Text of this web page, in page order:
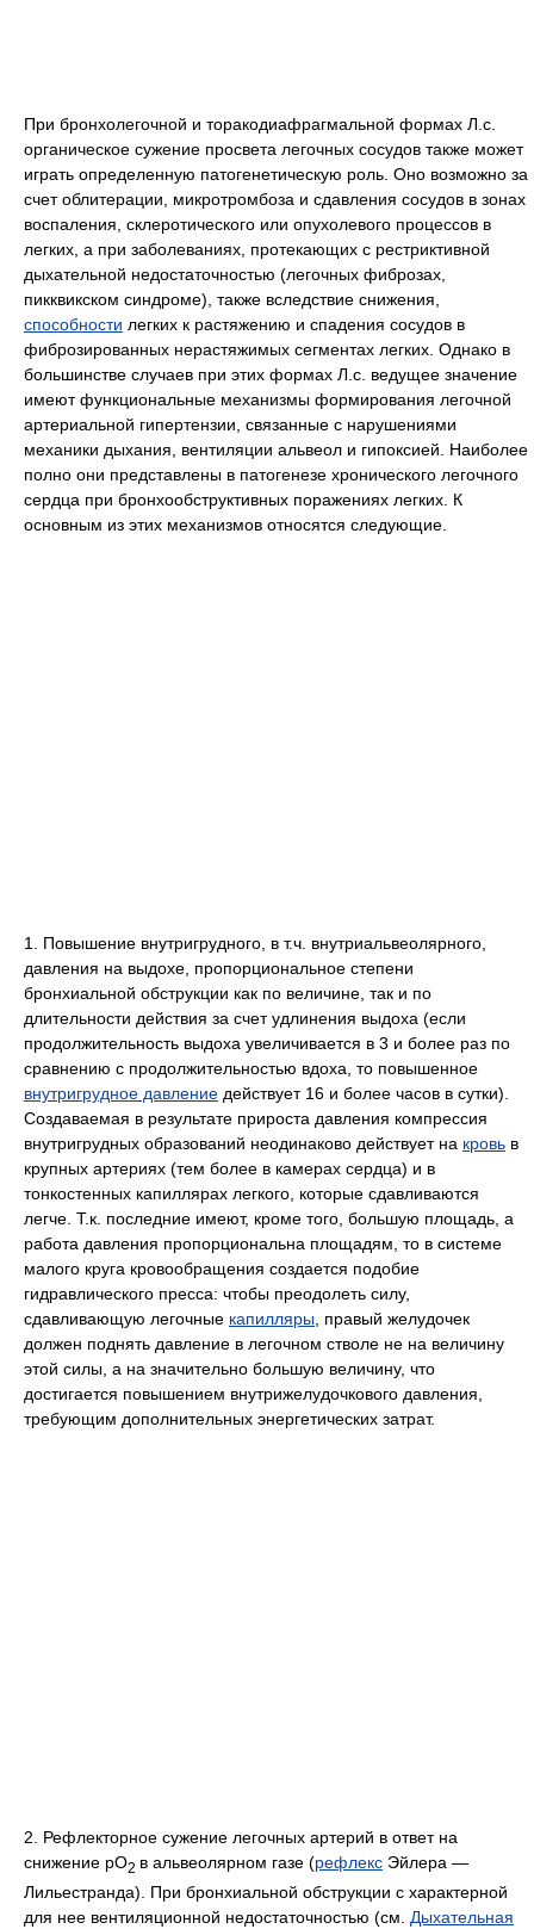
При бронхолегочной и торакодиафрагмальной формах Л.с.
органическое сужение просвета легочных сосудов также может
играть определенную патогенетическую роль. Оно возможно за
счет облитерации, микротромбоза и сдавления сосудов в зонах
воспаления, склеротического или опухолевого процессов в
легких, а при заболеваниях, протекающих с рестриктивной
дыхательной недостаточностью (легочных фиброзах,
пикквикском синдроме), также вследствие снижения,
способности легких к растяжению и спадения сосудов в
фиброзированных нерастяжимых сегментах легких. Однако в
большинстве случаев при этих формах Л.с. ведущее значение
имеют функциональные механизмы формирования легочной
артериальной гипертензии, связанные с нарушениями
механики дыхания, вентиляции альвеол и гипоксией. Наиболее
полно они представлены в патогенезе хронического легочного
сердца при бронхообструктивных поражениях легких. К
основным из этих механизмов относятся следующие.
1. Повышение внутригрудного, в т.ч. внутриальвеолярного,
давления на выдохе, пропорциональное степени
бронхиальной обструкции как по величине, так и по
длительности действия за счет удлинения выдоха (если
продолжительность выдоха увеличивается в 3 и более раз по
сравнению с продолжительностью вдоха, то повышенное
внутригрудное давление действует 16 и более часов в сутки).
Создаваемая в результате прироста давления компрессия
внутригрудных образований неодинаково действует на кровь в
крупных артериях (тем более в камерах сердца) и в
тонкостенных капиллярах легкого, которые сдавливаются
легче. Т.к. последние имеют, кроме того, большую площадь, а
работа давления пропорциональна площадям, то в системе
малого круга кровообращения создается подобие
гидравлического пресса: чтобы преодолеть силу,
сдавливающую легочные капилляры , правый желудочек
должен поднять давление в легочном стволе не на величину
этой силы, а на значительно большую величину, что
достигается повышением внутрижелудочкового давления,
требующим дополнительных энергетических затрат.
2. Рефлекторное сужение легочных артерий в ответ на
снижение рО2 в альвеолярном газе (рефлекс Эйлера —
Лильестранда). При бронхиальной обструкции с характерной
для нее вентиляционной недостаточностью (см. Дыхательная